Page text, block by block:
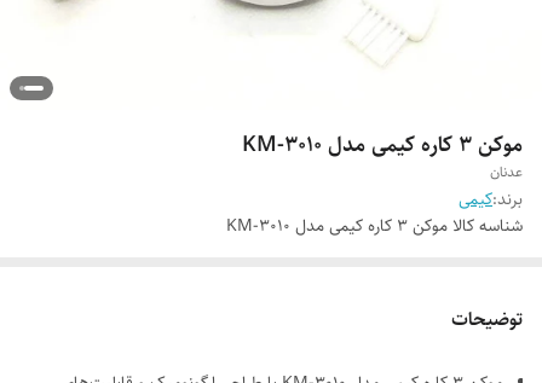
موکن 3 کاره کیمی مدل KM-3010
عدنان
برند:کیمی
شناسه کالا موکن 3 کاره کیمی مدل KM-3010
توضیحات